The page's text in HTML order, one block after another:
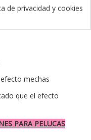
mechas
que el efecto
PARA PELUCAS
de privacidad y cookies